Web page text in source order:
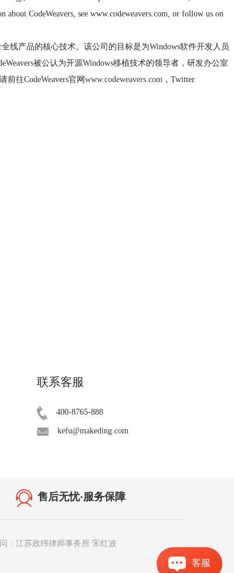
客服
CodeWeavers, see www.codeweavers.com, or follow us on
线产品的核心技术。该公司的目标是为Windows软件开发人员
被公认为开源Windows移植技术的领导者，研发办公室
往CodeWeavers官网 www.codeweavers.com ，Twitter
联系客服
400-8765-888
kefu@makeding.com
售后无忧·服务保障
：江苏政纬律师事务所 宋红波